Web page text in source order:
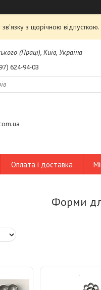
з щорічною
(Праці), Київ, Україна
624-94-03
Оплата і доставка
Форми